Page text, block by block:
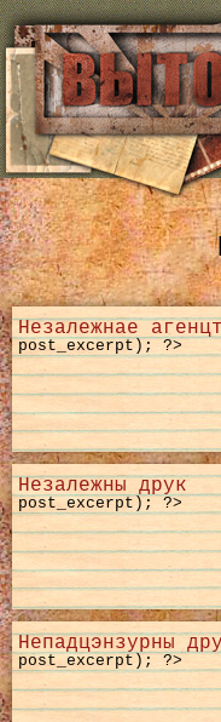
Незалежнае
post_excerpt); ?>
Незалежны друк
post_excerpt); ?>
Непадцэнзурны
post_excerpt); ?>